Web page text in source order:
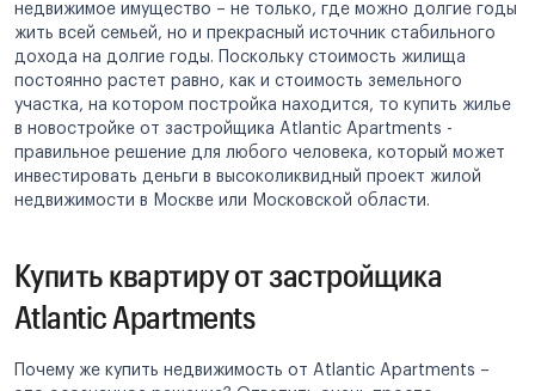
недвижимое имущество – не только, где можно долгие годы
жить всей семьей, но и прекрасный источник стабильного
дохода на долгие годы. Поскольку стоимость жилища
постоянно растет равно, как и стоимость земельного
участка, на котором постройка находится, то купить жилье
в новостройке от застройщика Atlantic Apartments -
правильное решение для любого человека, который может
инвестировать деньги в высоколиквидный проект жилой
недвижимости в Москве или Московской области.
Купить квартиру от застройщика
Atlantic Apartments
Почему же купить недвижимость от Atlantic Apartments –